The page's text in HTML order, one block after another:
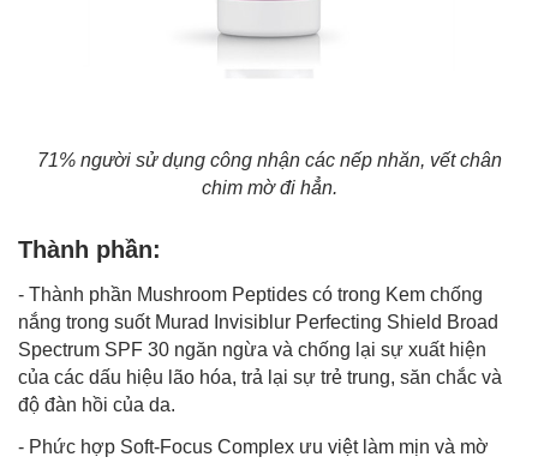
71% người sử dụng công nhận các nếp nhăn, vết chân
chim mờ đi hẳn.
Thành phần:
- Thành phần Mushroom Peptides có trong Kem chống
nắng trong suốt Murad Invisiblur Perfecting Shield Broad
Spectrum SPF 30 ngăn ngừa và chống lại sự xuất hiện
của các dấu hiệu lão hóa, trả lại sự trẻ trung, săn chắc và
độ đàn hồi của da.
- Phức hợp Soft-Focus Complex ưu việt làm mịn và mờ